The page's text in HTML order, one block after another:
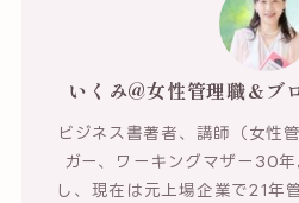
いくみ@女性管理職＆ブ
ビジネス書著者、講師（女性
ガー、ワーキングマザー30
し、現在は元上場企業で21年